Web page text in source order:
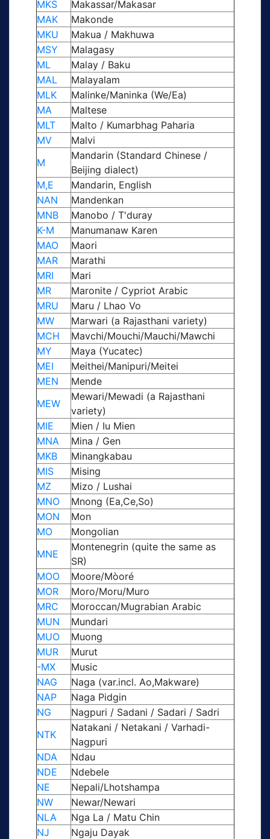
MKS
Makassar/Makasar
MAK
Makonde
MKU
Makua / Makhuwa
MSY
Malagasy
ML
Malay / Baku
MAL
Malayalam
MLK
Malinke/Maninka (We/Ea)
MA
Maltese
MLT
Malto / Kumarbhag Paharia
MV
Malvi
M
Mandarin (Standard Chinese /
Beijing dialect)
M,E
Mandarin, English
NAN
Mandenkan
MNB
Manobo / T'duray
K-M
Manumanaw Karen
MAO
Maori
MAR
Marathi
MRI
Mari
MR
Maronite / Cypriot Arabic
MRU
Maru / Lhao Vo
MW
Marwari (a Rajasthani variety)
MCH
Mavchi/Mouchi/Mauchi/Mawchi
MY
Maya (Yucatec)
MEI
Meithei/Manipuri/Meitei
MEN
Mende
MEW
Mewari/Mewadi (a Rajasthani
variety)
MIE
Mien / Iu Mien
MNA
Mina / Gen
MKB
Minangkabau
MIS
Mising
MZ
Mizo / Lushai
MNO
Mnong (Ea,Ce,So)
MON
Mon
MO
Mongolian
MNE
Montenegrin (quite the same as
SR)
MOO
Moore/Mòoré
MOR
Moro/Moru/Muro
MRC
Moroccan/Mugrabian Arabic
MUN
Mundari
MUO
Muong
MUR
Murut
-MX
Music
NAG
Naga (var.incl. Ao,Makware)
NAP
Naga Pidgin
NG
Nagpuri / Sadani / Sadari / Sadri
NTK
Natakani / Netakani / Varhadi-
Nagpuri
NDA
Ndau
NDE
Ndebele
NE
Nepali/Lhotshampa
NW
Newar/Newari
NLA
Nga La / Matu Chin
NJ
Ngaju Dayak